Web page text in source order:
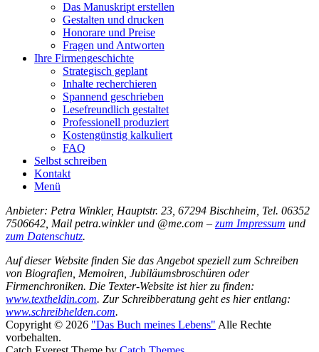
Das Manuskript erstellen
Gestalten und drucken
Honorare und Preise
Fragen und Antworten
Ihre Firmengeschichte
Strategisch geplant
Inhalte recherchieren
Spannend geschrieben
Lesefreundlich gestaltet
Professionell produziert
Kostengünstig kalkuliert
FAQ
Selbst schreiben
Kontakt
Menü
Anbieter: Petra Winkler, Hauptstr. 23, 67294 Bischheim, Tel. 06352
7506642, Mail petra.winkler und @me.com – zum Impressum und
zum Datenschutz.
Auf dieser Website finden Sie das Angebot speziell zum Schreiben
von Biografien, Memoiren, Jubiläumsbroschüren oder
Firmenchroniken. Die Texter-Website ist hier zu finden:
www.textheldin.com. Zur Schreibberatung geht es hier entlang:
www.schreibhelden.com.
Copyright © 2026 "Das Buch meines Lebens" Alle Rechte
vorbehalten.